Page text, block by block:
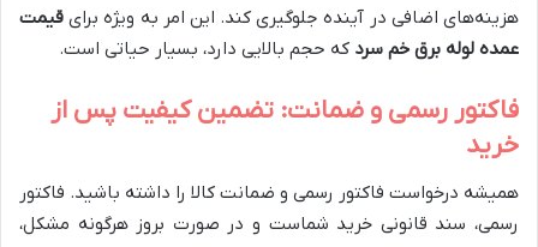
هزینه‌های اضافی در آینده جلوگیری کند. این امر به ویژه برای قیمت
عمده لوله برق خم سرد که حجم بالایی دارد، بسیار حیاتی است.
فاکتور رسمی و ضمانت: تضمین کیفیت پس از
خرید
همیشه درخواست فاکتور رسمی و ضمانت کالا را داشته باشید. فاکتور
رسمی، سند قانونی خرید شماست و در صورت بروز هرگونه مشکل،